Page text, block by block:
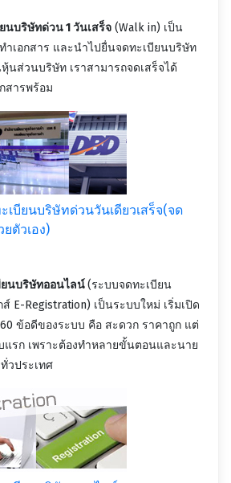
นบริษัทด่วน 1 วันเสร็จ (Walk in) เป็น
ำเอกสาร และนำไปยื่นจดทะเบียนบริษัท
นส่วนบริษัท เราสามารถจดเสร็จได้
สารพร้อม
บียนบริษัทด่วนวันเดียวเสร็จ(จด
ตัวเอง)
ยนบริษัทออนไลน์(ระบบจดทะเบียน
E-Registration) เป็นระบบใหม่ เริ่มเปิด
ข้อดีของระบบ คือ สะดวก ราคาถูก แต่
แรก เพราะต้องทำหลายขั้นตอนและนาย
วประเทศ